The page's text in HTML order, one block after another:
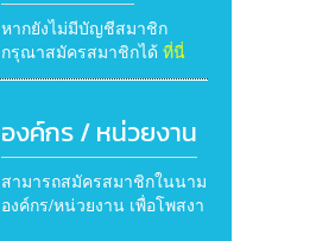
หากยังไม่มีบัญชีสมาชิก
กรุณาสมัครสมาชิกได้ ที่นี่
องค์กร / หน่วยงาน
สามารถสมัครสมาชิกในนาม
องค์กร/หน่วยงาน เพื่อโพสงา